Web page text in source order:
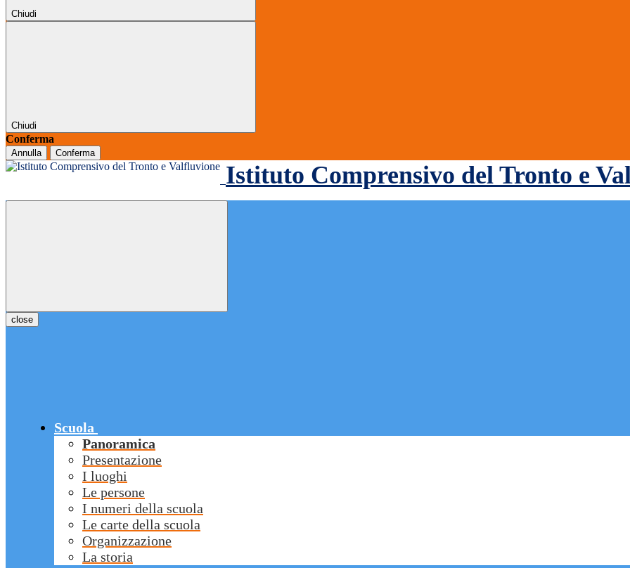
Chiudi
Chiudi
Conferma
Annulla Conferma
Istituto Comprensivo del Tronto e
close
Scuola
Panoramica
Presentazione
I luoghi
Le persone
I numeri della scuola
Le carte della scuola
Organizzazione
La storia